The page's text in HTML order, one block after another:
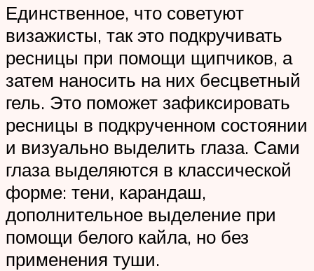
Единственное, что советуют
визажисты, так это подкручивать
ресницы при помощи щипчиков, а
затем наносить на них бесцветный
гель. Это поможет зафиксировать
ресницы в подкрученном состоянии
и визуально выделить глаза. Сами
глаза выделяются в классической
форме: тени, карандаш,
дополнительное выделение при
помощи белого кайла, но без
применения туши.